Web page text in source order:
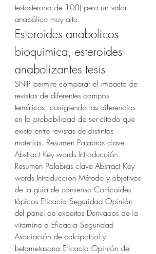
testosterona de 100) pero un valor
anabólico muy alto.
Esteroides anabolicos
bioquimica, esteroides
anabolizantes tesis
SNIP permite comparar el impacto de
revistas de diferentes campos
temáticos, corrigiendo las diferencias
en la probabilidad de ser citado que
existe entre revistas de distintas
materias. Resumen Palabras clave
Abstract Key words Introducción.
Resumen Palabras clave Abstract Key
words Introducción Método y objetivos
de la guía de consenso Corticoides
tópicos Eficacia Seguridad Opinión
del panel de expertos Derivados de la
vitamina d Eficacia Seguridad
Asociación de calcipotriol y
betametasona Eficacia Opinión del